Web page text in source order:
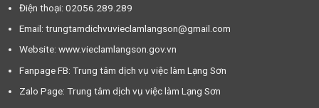
Điện thoại: 02056.289.289
Email: trungtamdichvuvieclamlangson@gmail.com
Website: www.vieclamlangson.gov.vn
Fanpage FB: Trung tâm dịch vụ việc làm Lạng Sơn
Zalo Page: Trung tâm dịch vụ việc làm Lạng Sơn